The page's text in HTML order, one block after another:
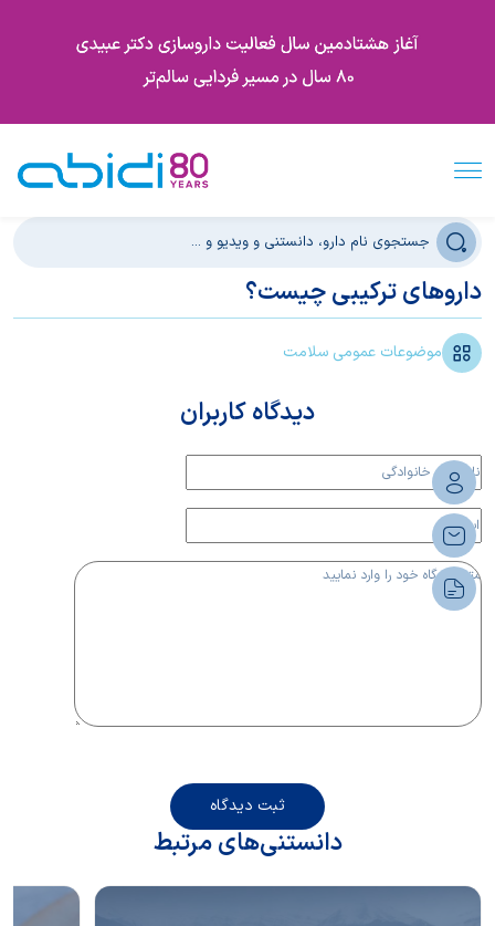
داروهای ترکیبی چیست؟
موضوعات عمومی سلامت
دیدگاه کاربران
ثبت دیدگاه
دانستنی‌های مرتبط